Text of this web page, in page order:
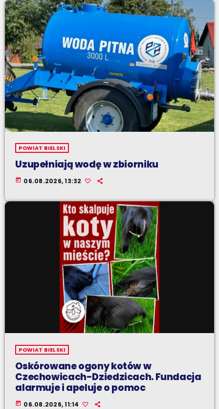
POWIAT BIELSKI
Uzupełniają wodę w zbiorniku
today 06.08.2026, 13:32
POWIAT BIELSKI
Oskórowane ogony kotów w
Czechowicach-Dziedzicach. Fundacja
alarmuje i apeluje o pomoc
today 06.08.2026, 11:14